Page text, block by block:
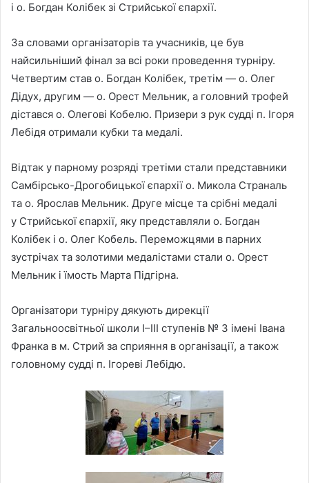
і о. Богдан Колібек зі Стрийської єпархії.
За словами організаторів та учасників, це був
найсильніший фінал за всі роки проведення турніру.
Четвертим став о. Богдан Колібек, третім — о. Олег
Дідух, другим — о. Орест Мельник, а головний трофей
дістався о. Олегові Кобелю. Призери з рук судді п. Ігоря
Лебідя отримали кубки та медалі.
Відтак у парному розряді третіми стали представники
Самбірсько-Дрогобицької єпархії о. Микола Страналь
та о. Ярослав Мельник. Друге місце та срібні медалі
у Стрийської єпархії, яку представляли о. Богдан
Колібек і о. Олег Кобель. Переможцями в парних
зустрічах та золотими медалістами стали о. Орест
Мельник і їмость Марта Підгірна.
Організатори турніру дякують дирекції
Загальноосвітньої школи І–ІІІ ступенів № 3 імені Івана
Франка в м. Стрий за сприяння в організації, а також
головному судді п. Ігореві Лебідю.